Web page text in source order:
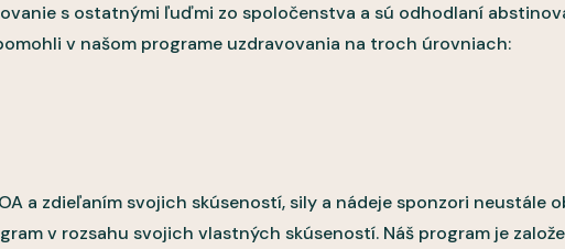
s ostatnými ľuďmi zo spoločenstva a sú odhodlaní
v našom programe uzdravovania na troch úrovniach:
a zdieľaním svojich skúseností, sily a nádeje sponzori neustále
v rozsahu svojich vlastných skúseností. Náš program je